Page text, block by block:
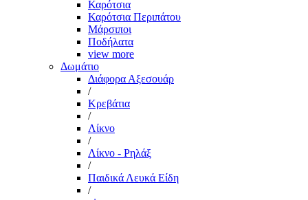
Καρότσια
Καρότσια Περιπάτου
Μάρσιποι
Ποδήλατα
view more
Δωμάτιο
Διάφορα Αξεσουάρ
/
Κρεβάτια
/
Λίκνο
/
Λίκνο - Ρηλάξ
/
Παιδικά Λευκά Είδη
/